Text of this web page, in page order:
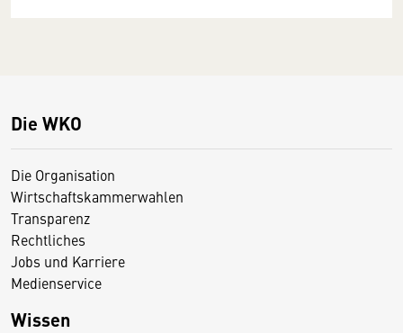
Die WKO
Die Organisation
Wirtschaftskammerwahlen
Transparenz
Rechtliches
Jobs und Karriere
Medienservice
Wissen